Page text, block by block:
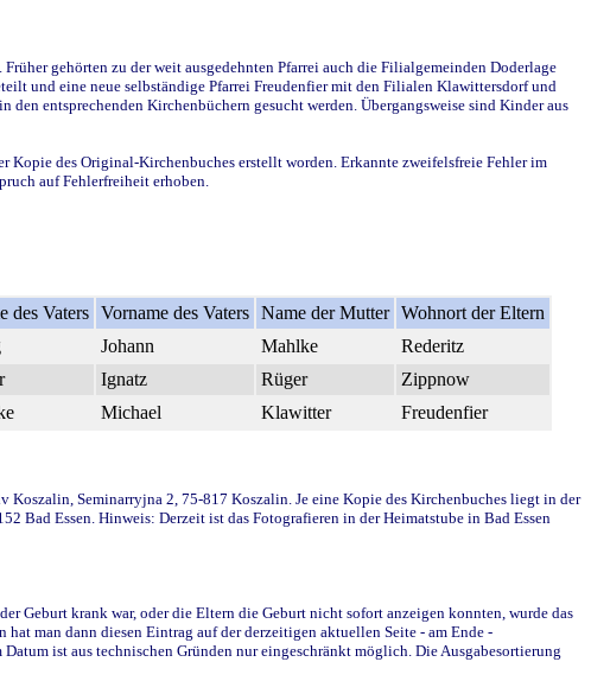
gehörten zu der weit ausgedehnten Pfarrei auch die Filialgemeinden Doderlage
und eine neue selbständige Pfarrei Freudenfier mit den Filialen Klawittersdorf und
entsprechenden Kirchenbüchern gesucht werden. Übergangsweise sind Kinder aus
des Original-Kirchenbuches erstellt worden. Erkannte zweifelsfreie Fehler im
auf Fehlerfreiheit erhoben.
des Vaters Vorname des Vaters Name der Mutter Wohnort der Eltern
Johann Mahlke
Rederitz
Ignatz Rüger
Zippnow
Michael Klawitter Freudenfier
Seminarryjna 2, 75-817 Koszalin. Je eine Kopie des Kirchenbuches liegt in der
Bad Essen. Hinweis: Derzeit ist das Fotografieren in der Heimatstube in Bad Essen
Geburt krank war, oder die Eltern die Geburt nicht sofort anzeigen konnten, wurde das
man dann diesen Eintrag auf der derzeitigen aktuellen Seite - am Ende -
ist aus technischen Gründen nur eingeschränkt möglich. Die Ausgabesortierung